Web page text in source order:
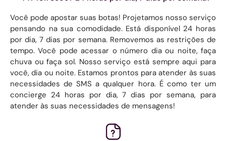
Você pode apostar suas botas! Projetamos nosso serviço
pensando na sua comodidade. Está disponível 24 horas
por dia, 7 dias por semana. Removemos as restrições de
tempo. Você pode acessar o número dia ou noite, faça
chuva ou faça sol. Nosso serviço está sempre aqui para
você, dia ou noite. Estamos prontos para atender às suas
necessidades de SMS a qualquer hora. É como ter um
concierge 24 horas por dia, 7 dias por semana, para
atender às suas necessidades de mensagens!